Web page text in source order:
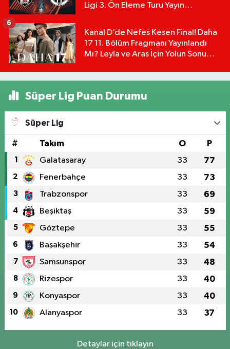
Ligi 3. Ön Eleme Turu Yayın
Kanal D’de Nefes Kesen Final! Daha
17 11. Bölüm Fragmanı Yayınlandı
Mı? Leyla ve Aras İçin Yolun Sonu
6
Süper Lig Puan Durumu
Süper Lig
# Takım O P
1 Galatasaray 33 77
2 Fenerbahçe 33 73
3 Trabzonspor 33 69
4 Beşiktaş 33 59
5 Göztepe 33 55
6 Başakşehir 33 54
7 Samsunspor 33 48
8 Rizespor 33 40
9 Konyaspor 33 40
10 Alanyaspor 33 37
Detaylar için tıklayın